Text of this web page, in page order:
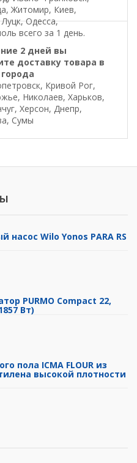
Житомир, Киев,
Одесса,
всего за 1 день.
2 дней вы
доставку товара в
Кривой Рог,
Николаев, Харьков,
Херсон, Днепр,
Сумы
насос Wilo Yonos PARA RS
PURMO Compact 22,
Вт)
пола ICMA FLOUR из
высокой плотности